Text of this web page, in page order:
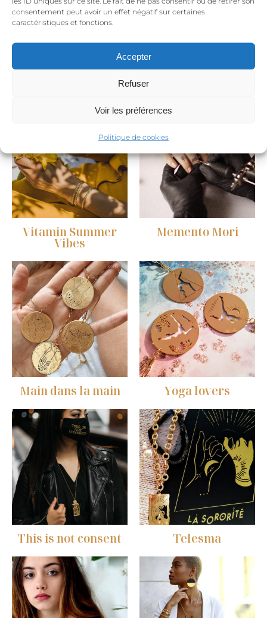
consentement peut avoir un effet négatif sur certaines
caractéristiques et fonctions.
Accepter
Refuser
Voir les préférences
Politique de cookies
Vitamin Summer
Vibes
Memento Mori
Main dans la main Yoga lovers
This is not consent Telesma